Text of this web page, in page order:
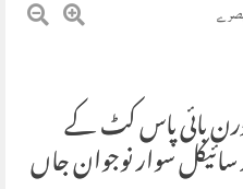
بائی پاس کٹ کے
سوار نوجوان جاں